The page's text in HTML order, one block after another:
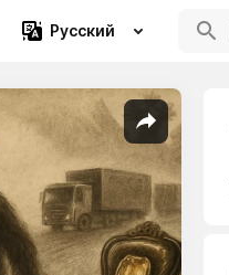
Русский